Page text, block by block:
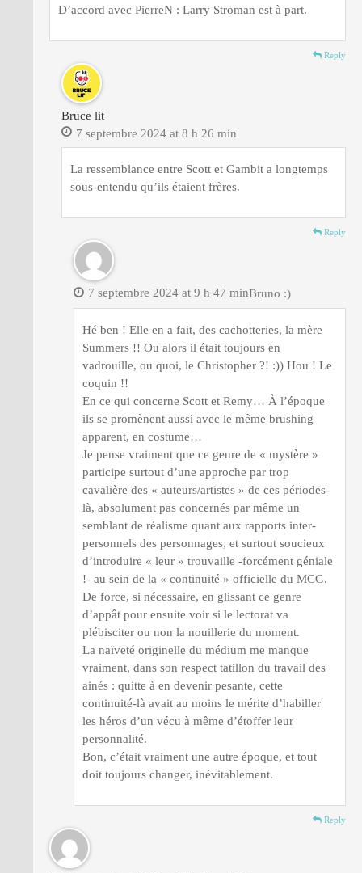
D’accord avec PierreN : Larry Stroman est à part.
Reply
Bruce lit
7 septembre 2024 at 8 h 26 min
La ressemblance entre Scott et Gambit a longtemps
sous-entendu qu’ils étaient frères.
Reply
Bruno :)
7 septembre 2024 at 9 h 47 min
Hé ben ! Elle en a fait, des cachotteries, la mère
Summers !! Ou alors il était toujours en
vadrouille, ou quoi, le Christopher ?! :)) Hou ! Le
coquin !!
En ce qui concerne Scott et Remy… À l’époque
ils se promènent aussi avec le même brushing
apparent, en costume…
Je pense vraiment que ce genre de « mystère »
participe surtout d’une approche par trop
cavalière des « auteurs/artistes » de ces périodes-
là, absolument pas concernés par même un
semblant de réalisme quant aux rapports inter-
personnels des personnages, et surtout soucieux
d’introduire « leur » trouvaille -forcément géniale
!- au sein de la « continuité » officielle du MCG.
De force, si nécessaire, en glissant ce genre
d’appât pour ensuite voir si le lectorat va
plébisciter ou non la nouillerie du moment.
La naïveté originelle du médium me manque
vraiment, dans son respect tatillon du travail des
ainés : quitte à en devenir pesante, cette
continuité-là avait au moins le mérite d’habiller
les héros d’un vécu à même d’étoffer leur
personnalité.
Bon, c’était vraiment une autre époque, et tout
doit toujours changer, inévitablement.
Reply